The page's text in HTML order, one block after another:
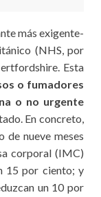
más exigente-
(NHS, por
Esta
o fumadores
o no urgente
En concreto,
de nueve meses
corporal (IMC)
15 por ciento; y
un 10 por